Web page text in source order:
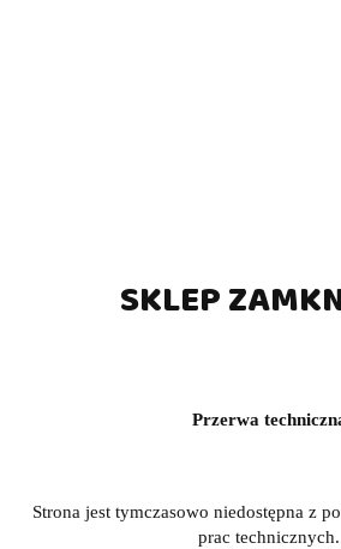
SKLEP
Przerwa
Strona jest tymczasowo niedostępna z
prac technicznych.